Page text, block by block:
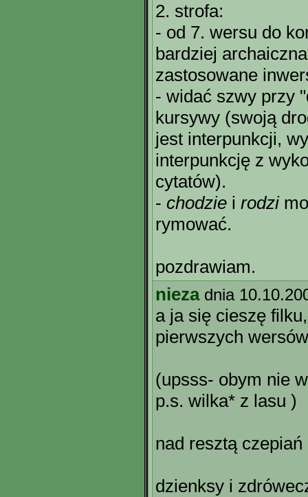
2. strofa:
- od 7. wersu do
bardziej
zastosowane
- widać szwy przy
kursywy (swoją
jest interpunkcji,
interpunkcję z
cytatów).
- chodzie i rodzi
rymować.
pozdrawiam.
nieza dnia
a ja się cieszę
pierwszych
(upsss- obym nie
p.s. wilka* z lasu )
nad resztą
dzienksy i